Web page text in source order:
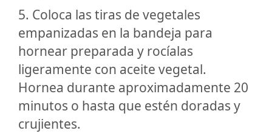
5. Coloca las tiras de vegetales
empanizadas en la bandeja para
hornear preparada y rocíalas
ligeramente con aceite vegetal.
Hornea durante aproximadamente 20
minutos o hasta que estén doradas y
crujientes.